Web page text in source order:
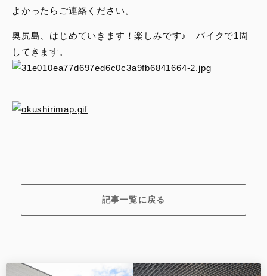
よかったらご連絡ください。
奥尻島、はじめていきます！楽しみです♪ バイクで1周
してきます。
記事一覧に戻る